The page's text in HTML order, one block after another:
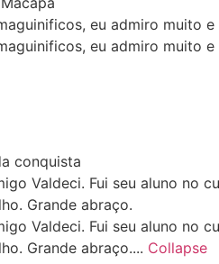
eu admiro muito
eu admiro muito
conquista
Valdeci. Fui seu aluno no
Grande abraço.
Valdeci. Fui seu aluno no
Grande abraço.... Collapse